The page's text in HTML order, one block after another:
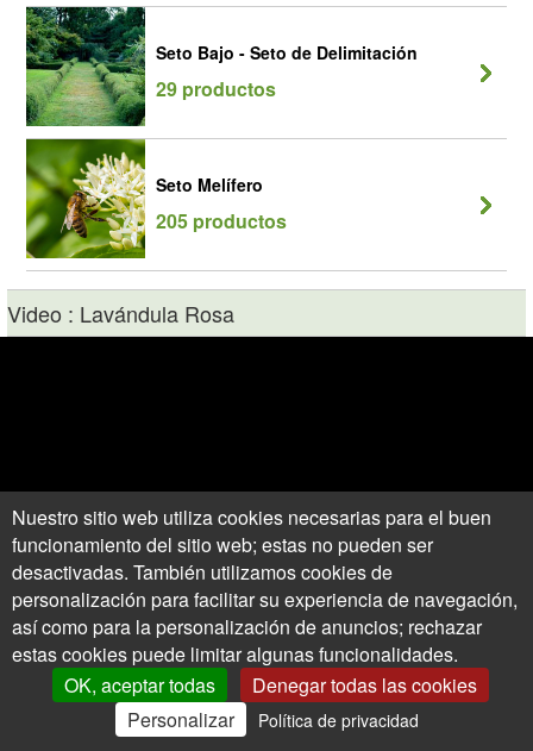
Seto Bajo - Seto de Delimitación
29 productos
Seto Melífero
205 productos
Video : Lavándula Rosa
Mi Cuenta Ofertas Cesta
Nuestro sitio web utiliza cookies necesarias para el buen
funcionamiento del sitio web; estas no pueden ser
desactivadas. También utilizamos cookies de
personalización para facilitar su experiencia de navegación,
así como para la personalización de anuncios; rechazar
estas cookies puede limitar algunas funcionalidades.
OK, aceptar todas
Denegar todas las cookies
Personalizar
Política de privacidad